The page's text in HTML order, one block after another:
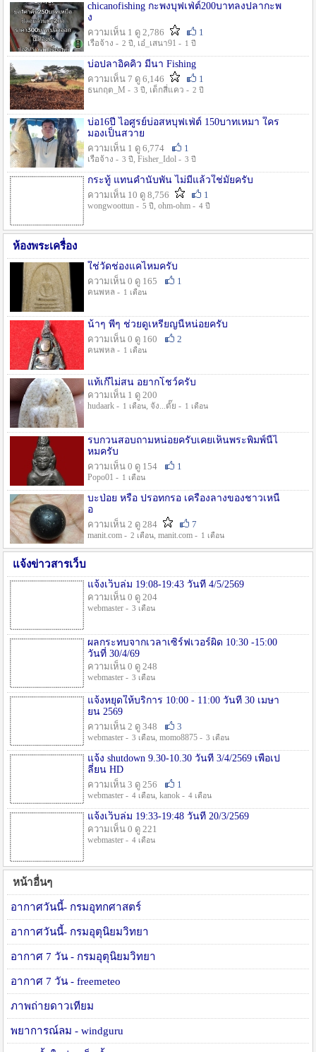
chicanofishing กะพงบุฟเฟ่ต์200บาทลงปลากะพ
ง
ความเห็น 1 ดู 2,786
1
เรือจ้าง - 2 ปี , เอ๋_เสนา91 - 1 ปี
บ่อปลาอิคคิว มีนา Fishing
ความเห็น 7 ดู 6,146
1
ธนกฤต_M - 3 ปี , เด็กสี่แคว - 2 ปี
บ่อ16ปี ไอศูรย์บ่อสหบุฟเฟ่ต์ 150บาทเหมา ใคร
มองเป็นสวาย
ความเห็น 1 ดู 6,774
1
เรือจ้าง - 3 ปี , Fisher_Idol - 3 ปี
กระทู้ แทนคำนับพัน ไม่มีแล้วใช่มั๊ยครับ
ความเห็น 10 ดู 8,756
1
wongwoottun - 5 ปี , ohm-ohm - 4 ปี
ห้องพระเครื่อง
ใช่วัดช่องแคไหมครับ
ความเห็น 0 ดู 165
1
คนพหล - 1 เดือน
น้าๆ พี่ๆ ช่วยดูเหรียญนี้หน่อยครับ
ความเห็น 0 ดู 160
2
คนพหล - 1 เดือน
แท้เก๊ไม่สน อยากโชว์ครับ
ความเห็น 1 ดู 200
hudaark - 1 เดือน, จัง...ดั๊ย - 1 เดือน
รบกวนสอบถามหน่อยครับเคยเห็นพระพิมพ์นี้ไ
หมครับ
ความเห็น 0 ดู 154
1
Popo01 - 1 เดือน
บะป่อย หรือ ปรอทกรอ เครื่องลางของชาวเหนื
อ
ความเห็น 2 ดู 284
7
manit.com - 2 เดือน, manit.com - 1 เดือน
แจ้งข่าวสารเว็บ
แจ้งเว็บล่ม 19:08-19:43 วันที่ 4/5/2569
ความเห็น 0 ดู 204
webmaster - 3 เดือน
ผลกระทบจากเวลาเซิร์ฟเวอร์ผิด 10:30 -15:00
วันที่ 30/4/69
ความเห็น 0 ดู 248
webmaster - 3 เดือน
แจ้งหยุดให้บริการ 10:00 - 11:00 วันที่ 30 เมษา
ยน 2569
ความเห็น 2 ดู 348
3
webmaster - 3 เดือน, momo8875 - 3 เดือน
แจ้ง shutdown 9.30-10.30 วันที่ 3/4/2569 เพื่อเป
ลี่ยน HD
ความเห็น 3 ดู 256
1
webmaster - 4 เดือน, kanok - 4 เดือน
แจ้งเว็บล่ม 19:33-19:48 วันที่ 20/3/2569
ความเห็น 0 ดู 221
webmaster - 4 เดือน
หน้าอื่นๆ
อากาศวันนี้- กรมอุทกศาสตร์
อากาศวันนี้- กรมอุตุนิยมวิทยา
อากาศ 7 วัน - กรมอุตุนิยมวิทยา
อากาศ 7 วัน - freemeteo
ภาพถ่ายดาวเทียม
พยาการณ์ลม - windguru